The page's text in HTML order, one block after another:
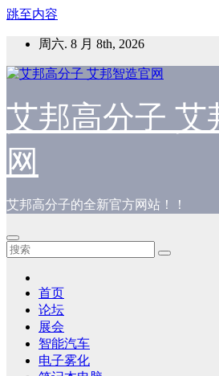
跳至内容
周六. 8 月 8th, 2026
艾邦高分子 艾
网
艾邦高分子的全新官方网站！！
首页
论坛
展会
智能汽车
电子雾化